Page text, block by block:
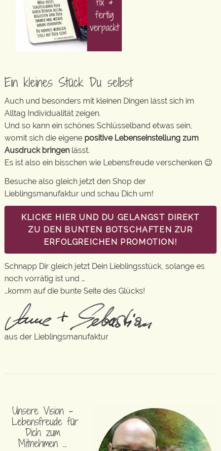
Ein kleines Stück Du selbst
Auch und besonders mit kleinen Dingen lässt sich im
Alltag Individualität zeigen.
Und so kann ein schönes Schlüsselband etwas sein,
womit sich die eigene positive Lebenseinstellung zum
Ausdruck bringen lässt.
Es ist also ein bisschen wie Lebensfreude verschenken 😉
Besuche also gleich jetzt den Shop der
Lieblingsmanufaktur und schau Dich um!
KLICKE HIER UND DU GELANGST DIREKT
ZU DEN BUNTEN BOTSCHAFTEN ZUR
ERFOLGREICHEN PROMOTION!
Schnapp Dir gleich jetzt Dein Lieblingsstück, solange es
noch vorrätig ist und …
…komm auf die bunte Seite des Glücks!
aus der Lieblingsmanufaktur
Unsere Vision –
Lebensfreude für
Dich zum
Mitnehmen …